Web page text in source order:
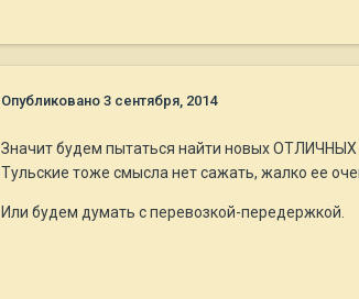
Опубликовано 3 сентября, 2014
Значит будем пытаться найти новых
Тульские тоже смысла нет сажать, жалко ее
Или будем думать с перевозкой-передержкой.